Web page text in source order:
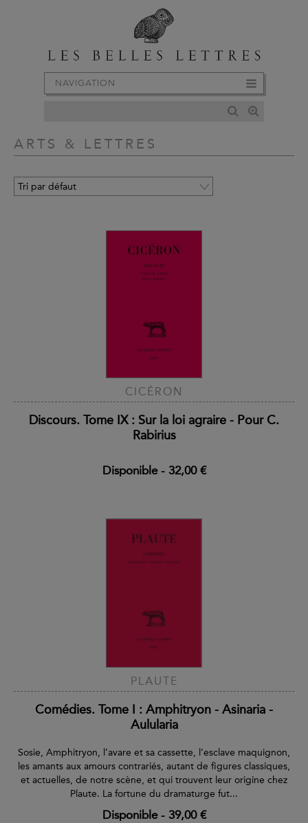
NAVIGATION
ARTS & LETTRES
CICÉRON
Discours. Tome IX : Sur la loi agraire - Pour C.
Rabirius
Disponible- 32,00 €
PLAUTE
Comédies. Tome I : Amphitryon - Asinaria -
Aulularia
Sosie, Amphitryon, l’avare et sa cassette, l’esclave maquignon,
les amants aux amours contrariés, autant de figures classiques,
et actuelles, de notre scène, et qui trouvent leur origine chez
Plaute. La fortune du dramaturge fut...
Disponible- 39,00 €